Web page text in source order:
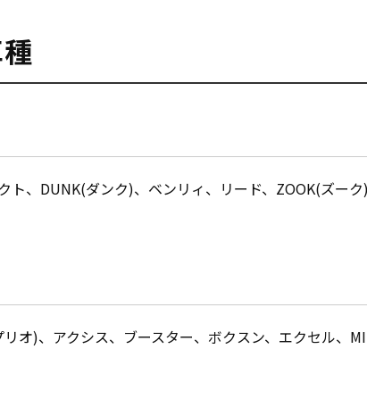
、DUNK(ダンク)、ベンリィ、 リード、ZOOK(ズー
オ)、アクシス、ブースター、ボクスン、エクセル、